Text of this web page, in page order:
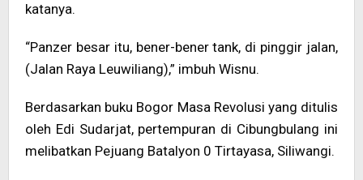
katanya.
“Panzer besar itu, bener-bener tank, di pinggir jalan,
(Jalan Raya Leuwiliang),” imbuh Wisnu.
Berdasarkan buku Bogor Masa Revolusi yang ditulis
oleh Edi Sudarjat, pertempuran di Cibungbulang ini
melibatkan Pejuang Batalyon 0 Tirtayasa, Siliwangi.